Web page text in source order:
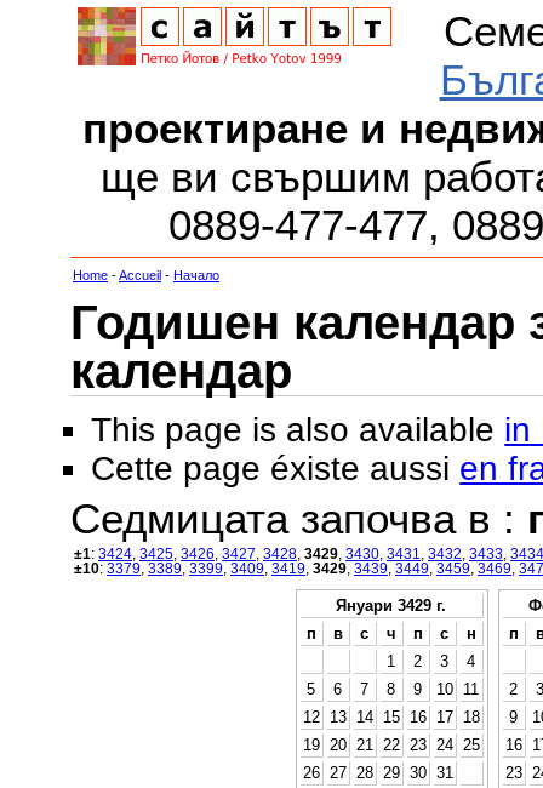
проектиране и
ще ви свършим
0889-477-477,
Home -Accueil - Начало
Годишен календар
календар
This page is also available in
Cette page éxiste aussi en
Седмицата започва в :
±1: 3424 3425 3426 3427 3428 3429 3430 3431 3432 3433 3434
±10: 3379 3389 3399 3409 3419 3429 3439 3449 3459 3469
Януари 3429 г.
п
в с ч п с
н
1
2 3
4
5
6 7 8 9 10
11
12
13 14 15 16 17
18
19
20 21 22 23 24
25
26
27 28 29 30 31
п
2
3
9
16
23